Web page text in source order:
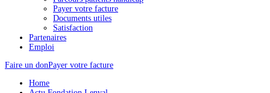
Payer votre facture
Documents utiles
Satisfaction
Partenaires
Emploi
Faire un donPayer votre facture
Home